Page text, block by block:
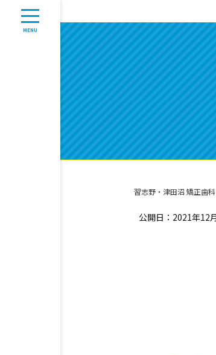
MENU
習志野・津田沼 矯正歯
公開日： 2021年12